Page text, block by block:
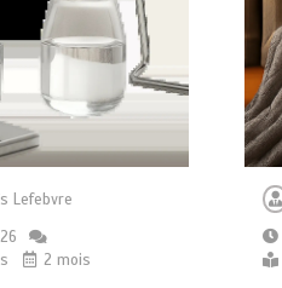
Lefebvre
2 mois